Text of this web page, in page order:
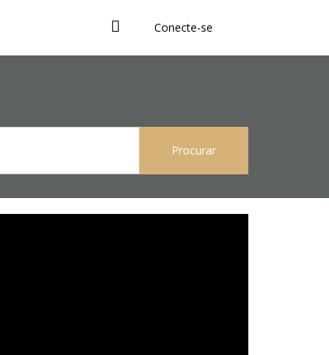
Conecte-se